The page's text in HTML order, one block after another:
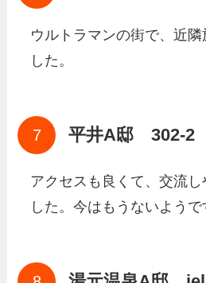
ウルトラマンの街で、近
した。
平井A邸 302-2
アクセスも良くて、交流
した。今はもうないようで